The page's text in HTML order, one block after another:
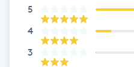
Face framing
5
4
3